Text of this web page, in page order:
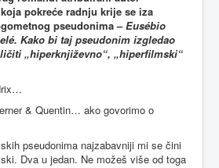
pokreće radnju krije se iza
pseudonima –Eusébio
Kako bi taj pseudonim izgledao
„hiperknjiževno“, „hiperfilmski“
& Quentin… ako govorimo o
pseudonima najzabavniji mi se čini
Dva u jedan. Ne možeš više od toga